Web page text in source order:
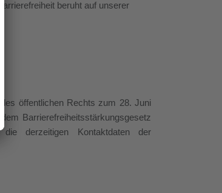
beruht auf unserer
öffentlichen Rechts zum 28. Juni
Barrierefreiheitsstärkungsgesetz
derzeitigen Kontaktdaten der